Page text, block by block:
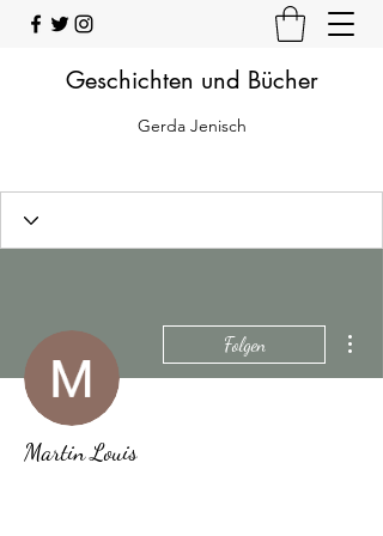
Geschichten und Bücher
Gerda Jenisch
Folgen
Martin Louis